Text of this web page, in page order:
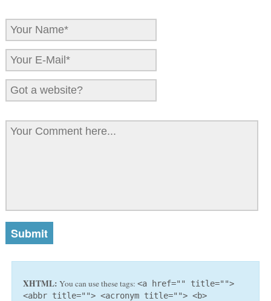
XHTML: You can use these tags: <a href="" title="">
<abbr title=""> <acronym title=""> <b>